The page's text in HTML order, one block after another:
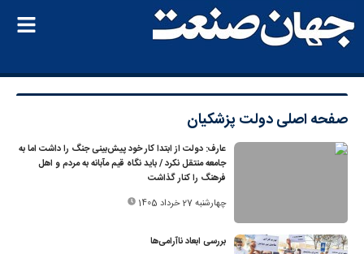
صفحه اصلیدولت پزشکیان
عارف: دولت از ابتدا کار خود پیش‌بینی جنگ را داشت اما به
جامعه منتقل نکرد / باید نگاه قیم مآبانه به مردم و اهل
فرهنگ را کنار گذاشت
چهارشنبه 27 خرداد 1405
بررسی ابعاد ناآرامی‌ها